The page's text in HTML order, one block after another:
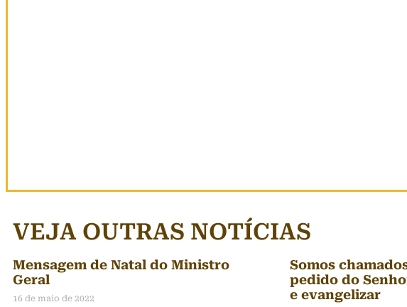
VEJA OUTRAS NOTÍCIAS
Mensagem de Natal do Ministro
Geral
16 de maio de 2022
Somos
pedido do
e evangelizar